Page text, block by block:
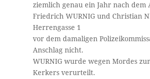
ziemlich genau ein Jahr nach dem
Friedrich WURNIG und Christian
Herrengasse 1
vor dem damaligen
Anschlag nicht.
WURNIG wurde wegen Mordes
Kerkers verurteilt.